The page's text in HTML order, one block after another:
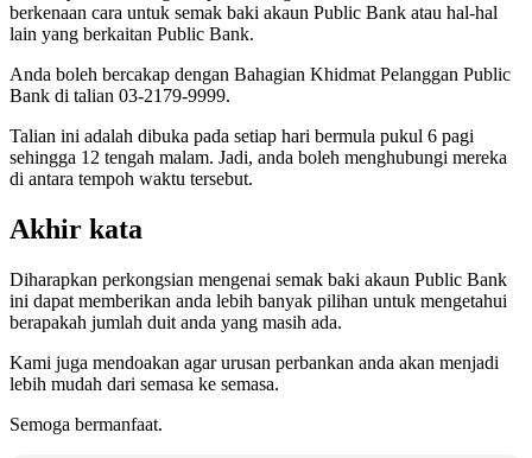
berkenaan cara untuk semak baki akaun Public Bank atau hal-hal
lain yang berkaitan Public Bank.
Anda boleh bercakap dengan Bahagian Khidmat Pelanggan Public
Bank di talian 03-2179-9999.
Talian ini adalah dibuka pada setiap hari bermula pukul 6 pagi
sehingga 12 tengah malam. Jadi, anda boleh menghubungi mereka
di antara tempoh waktu tersebut.
Akhir kata
Diharapkan perkongsian mengenai semak baki akaun Public Bank
ini dapat memberikan anda lebih banyak pilihan untuk mengetahui
berapakah jumlah duit anda yang masih ada.
Kami juga mendoakan agar urusan perbankan anda akan menjadi
lebih mudah dari semasa ke semasa.
Semoga bermanfaat.